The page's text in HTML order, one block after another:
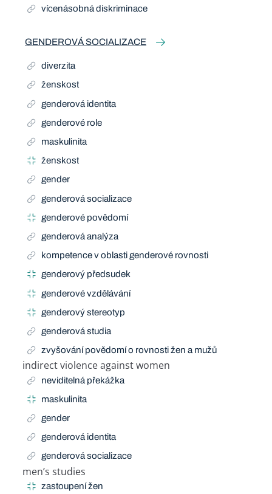
vícenásobná diskriminace
GENDEROVÁ SOCIALIZACE
diverzita
ženskost
genderová identita
genderové role
maskulinita
ženskost
gender
genderová socializace
genderové povědomí
genderová analýza
kompetence v oblasti genderové rovnosti
genderový předsudek
genderové vzdělávání
genderový stereotyp
genderová studia
zvyšování povědomí o rovnosti žen a mužů
indirect violence against women
Related Term
neviditelná překážka
maskulinita
gender
genderová identita
genderová socializace
men’s studies
Related Term
zastoupení žen